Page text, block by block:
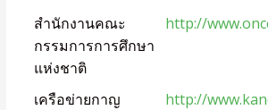
สำนักงานคณะ
กรรมการการศึกษา
แห่งชาติ
http://
เครือข่ายกาญ
http://